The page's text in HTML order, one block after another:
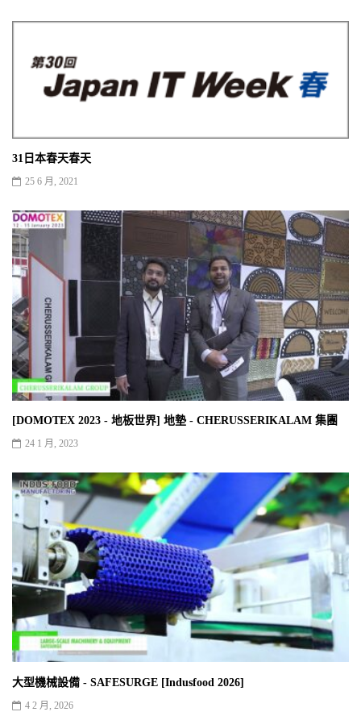
31日本春天春天
25 6 月, 2021
[DOMOTEX 2023 - 地板世界] 地墊 - CHERUSSERIKALAM 集團
24 1 月, 2023
大型機械設備 - SAFESURGE [Indusfood 2026]
4 2 月, 2026